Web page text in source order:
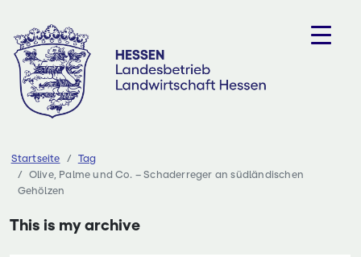
Inhalt
springen
Startseite
Tag
Olive, Palme und Co. – Schaderreger an südländischen
Gehölzen
This is my archive